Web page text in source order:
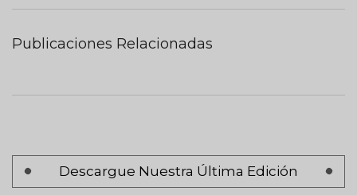
Publicaciones Relacionadas
Descargue Nuestra Última Edición
Paginación